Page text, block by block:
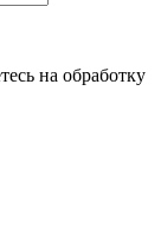
на обработку